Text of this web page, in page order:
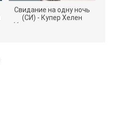
Свидание на одну ночь
(СИ) - Купер Хелен
(бесплатные серии книг